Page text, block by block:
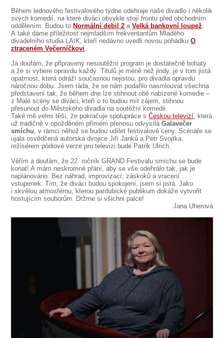
Během lednového festivalového týdne odehraje naše divadlo i několik
svých komedií, na které diváci obvykle stojí frontu před obchodním
oddělením. Budou to Normální debil 2 aVelká bankovní loupež.
A také dáme příležitost nejmladším frekventantům Mladého
divadelního studia LAIK, kteří nedávno uvedli novou pohádkuO
ztraceném Večerníčkovi.
Já doufám, že připravený nesoutěžní program je dostatečně bohatý
a že si vybere opravdu každý. Titulů je méně než jindy, je v tom jistá
opatrnost, která odráží současnou nejistou, pro divadla opravdu
náročnou dobu. Jsem ráda, že se nám podařilo nasmlouvat všechna
představení tak, že během dne lze stihnout obě nabízené komedie –
z Malé scény se diváci, kteří o to budou mít zájem, stihnou
přesunout do Městského divadla na soutěžní komedii.
Také mě velmi těší, že pokračuje spolupráce sČeskou televizí, která
už tradičně v opožděném přímém přenosu odvysíláGalavečer
smíchu, v rámci něhož se budou udílet festivalové ceny. Scénáře se
ujala osvědčená autorská dvojice Jiří Janků a Petr Svojtka,
režisérem pódiové verze pro televizi bude Patrik Ulrich.
Věřím a doufám, že 22. ročník GRAND Festivalu smíchu se bude
konat! A mám neskromné přání, aby se vše odehrálo tak, jak je
naplánováno. Bez náhrad, improvizací, záskoků a vracení
vstupenek. Tím, že diváci budou spokojení, jsem si jistá. Jako
i skvělou atmosférou, kterou pardubické publikum dokáže vytvořit
hostujícím souborům. Držme si všichni palce!
Jana Uherová